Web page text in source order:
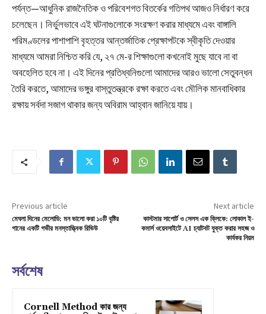
পর্যন্ত—আধুনিক রাজনৈতিক ও পরিবেশগত বিতর্কের গতিপথ আজও নির্ধারণ করে
চলেছেন। নির্ভুলভাবে এই ঘটনাগুলোকে সংরক্ষণ করার মাধ্যমে এবং বাঙ্গালি
পরিমণ্ডলের পাশাপাশি বৃহত্তর আন্তর্জাতিক প্রেক্ষাপটকে স্বীকৃতি দেওয়ার
মাধ্যমে আমরা নিশ্চিত করি যে, ২৭ মে-র শিক্ষাগুলো কখনোই মুছে যাবে না বা
অবহেলিত হবে না। এই দিনের প্রতিধ্বনিগুলো আমাদের আরও ভালো সেতুবন্ধন
তৈরি করতে, আমাদের ভঙ্গুর বাস্তুতন্ত্রকে রক্ষা করতে এবং মৌলিক মানবাধিকার
রক্ষায় সর্বদা সজাগ থাকার জন্য অবিরাম আহ্বান জানিয়ে যায়।
Previous article
মেঘলা দিনের মেলোডি: মন ভালো করা ১০টি বৃষ্টির
গানের একটি গভীর মনস্তাত্ত্বিক রিভিউ
Next article
কাস্টমার সাপোর্ট ও সেলস এক ক্লিকে: লোকাল ই-
কমার্স ওয়েবসাইটে AI চ্যাটবট যুক্ত করার সহজ ও
কার্যকর নিয়ম
সর্বশেষ
Cornell Method কার জন্য